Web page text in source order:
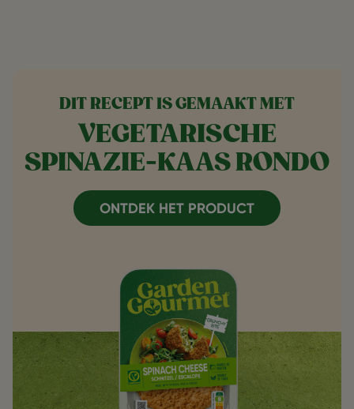
DIT RECEPT IS GEMAAKT MET
VEGETARISCHE
SPINAZIE-KAAS RONDO
ONTDEK HET PRODUCT